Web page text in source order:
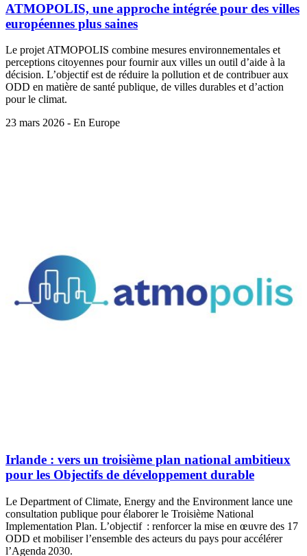
ATMOPOLIS, une approche intégrée pour des villes
européennes plus saines
Le projet ATMOPOLIS combine mesures environnementales et
perceptions citoyennes pour fournir aux villes un outil d’aide à la
décision. L’objectif est de réduire la pollution et de contribuer aux
ODD en matière de santé publique, de villes durables et d’action
pour le climat.
23 mars 2026 - En Europe
Irlande : vers un troisième plan national ambitieux
pour les Objectifs de développement durable
Le Department of Climate, Energy and the Environment lance une
consultation publique pour élaborer le Troisième National
Implementation Plan. L’objectif : renforcer la mise en œuvre des 17
ODD et mobiliser l’ensemble des acteurs du pays pour accélérer
l’Agenda 2030.